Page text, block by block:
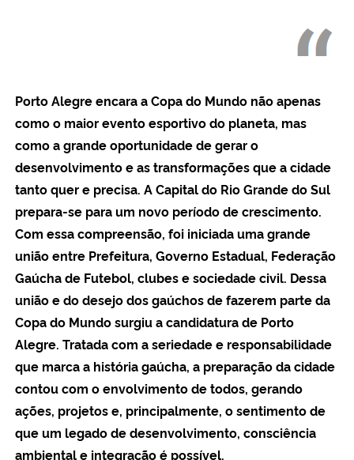
Porto Alegre encara a Copa do Mundo não apenas
como o maior evento esportivo do planeta, mas
como a grande oportunidade de gerar o
desenvolvimento e as transformações que a cidade
tanto quer e precisa. A Capital do Rio Grande do Sul
prepara-se para um novo período de crescimento.
Com essa compreensão, foi iniciada uma grande
união entre Prefeitura, Governo Estadual, Federação
Gaúcha de Futebol, clubes e sociedade civil. Dessa
união e do desejo dos gaúchos de fazerem parte da
Copa do Mundo surgiu a candidatura de Porto
Alegre. Tratada com a seriedade e responsabilidade
que marca a história gaúcha, a preparação da cidade
contou com o envolvimento de todos, gerando
ações, projetos e, principalmente, o sentimento de
que um legado de desenvolvimento, consciência
ambiental e integração é possível.